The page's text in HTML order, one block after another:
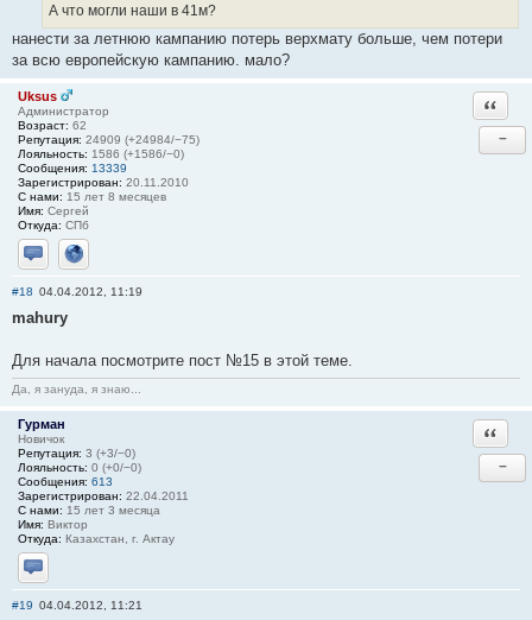
А что могли наши в 41м?
нанести за летнюю кампанию потерь верхмату больше, чем потери
за всю европейскую кампанию. мало?
Uksus
Администратор
Возраст: 62
Репутация: 24909 (+24984/−75)
Лояльность: 1586 (+1586/−0)
Сообщения: 13339
Зарегистрирован: 20.11.2010
С нами: 15 лет 8 месяцев
Имя: Сергей
Откуда: СПб
Отправить личное сообщение
Сайт
−
#18 04.04.2012, 11:19
mahury
Для начала посмотрите пост №15 в этой теме.
Да, я зануда, я знаю...
Гурман
Новичок
Репутация: 3 (+3/−0)
Лояльность: 0 (+0/−0)
Сообщения: 613
Зарегистрирован: 22.04.2011
С нами: 15 лет 3 месяца
Имя: Виктор
Откуда: Казахстан, г. Актау
Отправить личное сообщение
−
#19 04.04.2012, 11:21